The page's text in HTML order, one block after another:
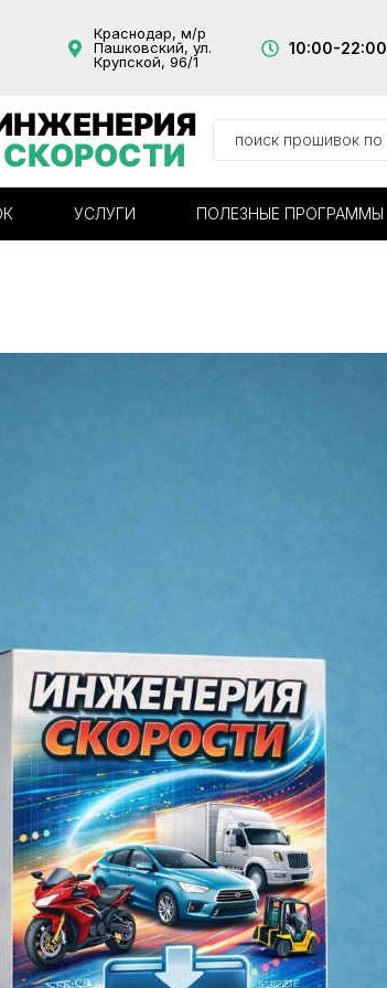
Краснодар, м/р
Пашковский, ул.
Крупской, 96/1
10:00-22:00
СКОРОСТИ
УСЛУГИ ПОЛЕЗНЫЕ ПРОГРАММЫ